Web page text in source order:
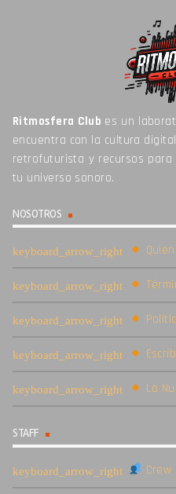
Ritmosfera Club es un
encuentra con la cultura
retrofuturista y recursos para
tu universo sonoro.
NOSOTROS
Lo
STAFF